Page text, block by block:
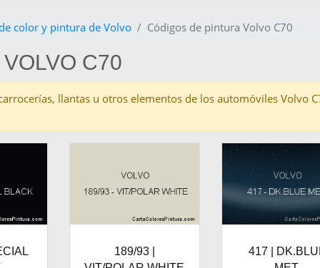
color y pintura de Volvo Códigos de pintura Volvo C70
C70
llantas u otros elementos de los automóviles Volvo
189/93 |
417 |